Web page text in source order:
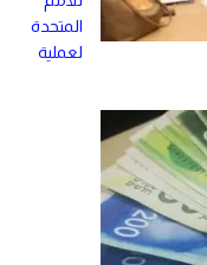
المتحدة
لعملية